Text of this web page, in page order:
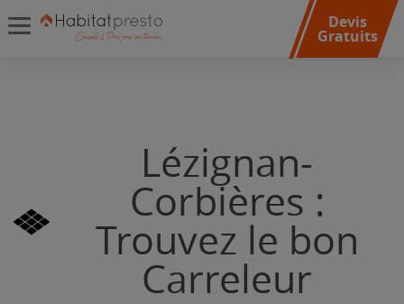
Devis
Gratuits
Lézignan-
Corbières :
Trouvez le bon
Carreleur